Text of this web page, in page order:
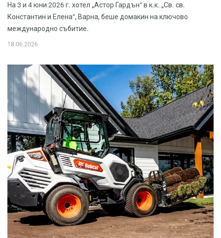
На 3 и 4 юни 2026 г. хотел „Астор Гардън“ в к.к. „Св. св.
Константин и Елена“, Варна, беше домакин на ключово
международно събитие.
18.06.2026